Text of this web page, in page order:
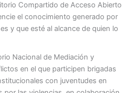
Compartido de Acceso Abierto
el conocimiento generado por
y que esté al alcance de quien lo
Nacional de Mediación y
en el que participen brigadas
con juventudes en